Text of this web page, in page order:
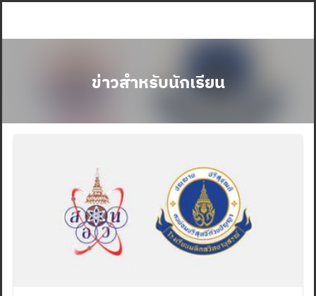
ข่าวสำหรับนักเรียน